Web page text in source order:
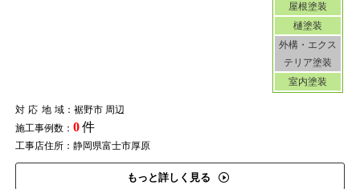
屋根塗装
樋塗装
外構・エクス
テリア塗装
室内塗装
対応地域：裾野市 周辺
施工事例数： 0件
工事店住所：静岡県富士市厚原
もっと詳しく見る